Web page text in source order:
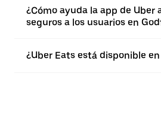
¿Cómo ayuda la app de Uber
seguros a los usuarios en
¿Uber Eats está disponible